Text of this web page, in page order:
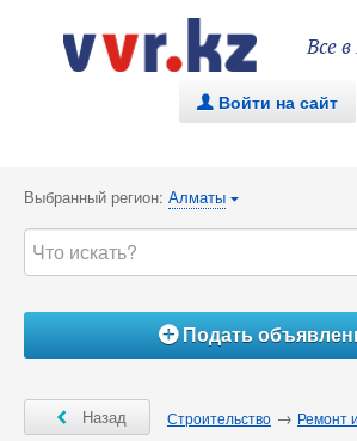
Все
. Войти на сайт
Выбранный регион: Алматы {
ÁПодать
Ô Назад Строительство → Ремонт